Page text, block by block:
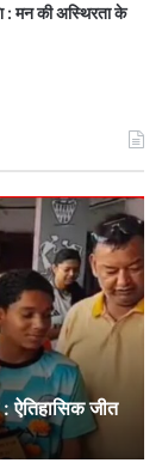
: मन की अस्थिरता के
ऐतिहासिक जीत